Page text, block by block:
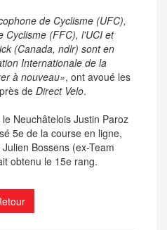
de Cyclisme (UFC),
Cyclisme (FFC), l'UCI et
(Canada, ndlr) sont en
Internationale de la
à nouveau», ont avoué les
de Direct Velo.
Neuchâtelois Justin Paroz
5e de la course en ligne,
Bossens (ex-Team
obtenu le 15e rang.